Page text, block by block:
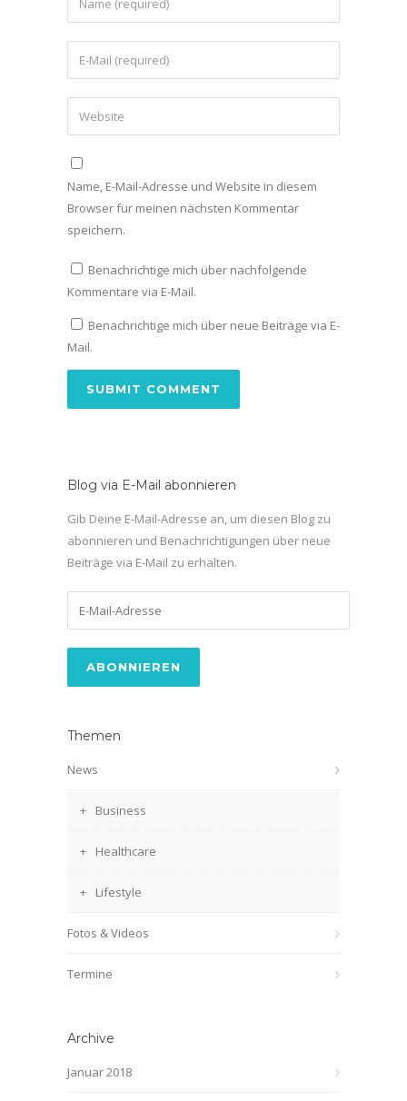
Name, E-Mail-Adresse und Website in diesem
Browser für meinen nächsten Kommentar
speichern.
Benachrichtige mich über nachfolgende
Kommentare via E-Mail.
Benachrichtige mich über neue Beiträge via E-
Mail.
Blog via E-Mail abonnieren
Gib Deine E-Mail-Adresse an, um diesen Blog zu
abonnieren und Benachrichtigungen über neue
Beiträge via E-Mail zu erhalten.
Adresse
Themen
News
Business
Healthcare
Lifestyle
Fotos & Videos
Termine
Archive
Januar 2018